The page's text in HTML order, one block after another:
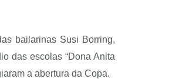
bailarinas Susi Borring,
das escolas “Dona Anita
a abertura da Copa.